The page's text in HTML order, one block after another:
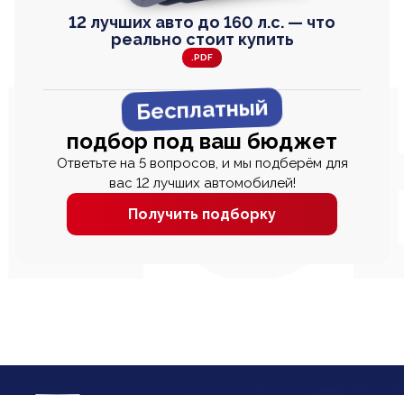
12 лучших авто до 160 л.с. — что
реально стоит купить
.PDF
Бесплатный
подбор под ваш бюджет
Ответьте на 5 вопросов, и мы подберём для
вас 12 лучших автомобилей!
Получить подборку